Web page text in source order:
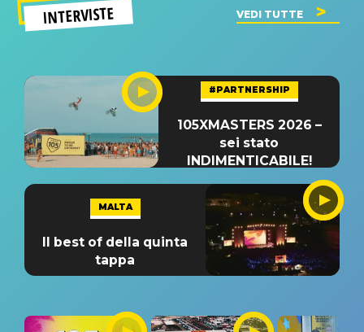
INTERVISTE VEDI TUTTE
#PARTNERSHIP
105XMASTERS 2026 –
sei stato
INDIMENTICABILE!
MALTA
Il best of della quinta
tappa